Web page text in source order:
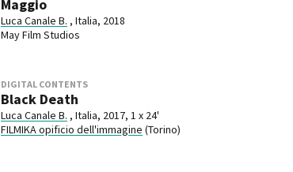
Maggio
Luca Canale B. , Italia, 2018
May Film Studios
DIGITAL CONTENTS
Black Death
Luca Canale B. , Italia, 2017, 1 x 24'
FILMIKA opificio dell'immagine (Torino)